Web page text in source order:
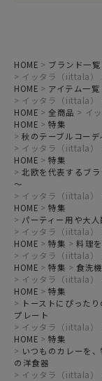
HOME ブランド一覧
イッタラ（iittala）
HOME
アイテム一覧
イッタラ（iittala）
HOME
全商品
イ
HOME
特集
秋のテーブルコー
イッタラ（iittala）
HOME
特集
北欧を代表するブ
～
イッタラ（iittala）
HOME
特集
パーティー用や大
イッタラ（iittala）
HOME
特集
料理
イッタラ（iittala）
HOME
特集
食洗
イッタラ（iittala）
HOME
特集
トーストにぴった
プレート
イッタラ（iittala）
HOME
特集
いつものカレーを
の洋食器
イッタラ（iittala）